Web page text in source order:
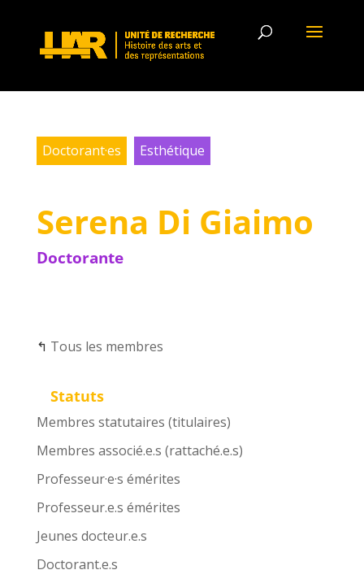
Doctorant·es Esthétique
Serena Di Giaimo
Doctorante
↰ Tous les membres
Statuts
Membres statutaires (titulaires)
Membres associé.e.s (rattaché.e.s)
Professeur·e·s émérites
Professeur.e.s émérites
Jeunes docteur.e.s
Doctorant.e.s